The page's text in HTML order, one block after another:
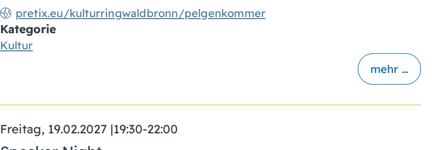
pretix.eu/kulturringwaldbronn/pelgenkommer
Kategorie
Kultur
mehr …
Freitag, 19.02.2027 |19:30-22:00